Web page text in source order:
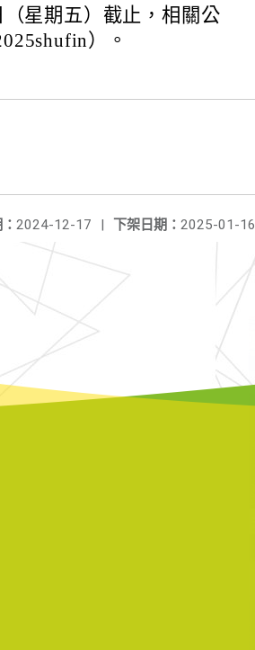
星期五）截止，相關公
）。
下架日期： 2025-01-16
2024-12-17 |